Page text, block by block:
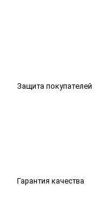
Защита покупателей
Гарантия качества